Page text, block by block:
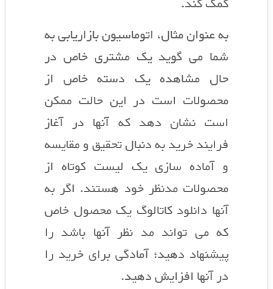
به عنوان مثال، اتوماسیون بازاریابی به
شما می گوید یک مشتری خاص در
حال مشاهده یک دسته خاص از
محصولات است در این حالت ممکن
است نشان دهد که آنها در آغاز
فرایند خرید به دنبال تحقیق و مقایسه
و آماده سازی یک لیست کوتاه از
محصولات مدنظر خود هستند. اگر به
آنها دانلود کاتالوگ یک محصول خاص
که می تواند مد نظر آنها باشد را
پیشنهاد دهید؛ آمادگی برای خرید را
در آنها افزایش دهید.